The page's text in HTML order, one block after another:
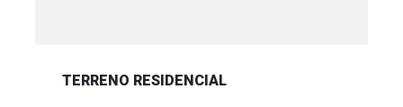
TERRENO RESIDENCIAL